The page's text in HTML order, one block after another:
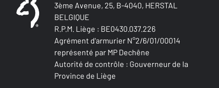
3ème Avenue, 25, B-4040, HERSTAL
BELGIQUE
R.P.M. Liège : BE0430.037.226
Agrément d'armurier N°2/6/01/00014
représenté par MP Dechêne
Autorité de contrôle : Gouverneur de la
Province de Liège